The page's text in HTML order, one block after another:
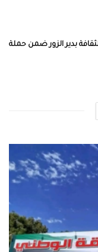
الثقافة بدير الزور ضمن حملة